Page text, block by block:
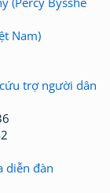
Nam)
trợ người dân
diễn đàn